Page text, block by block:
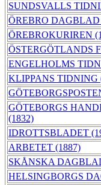
SUNDSVALLS
ÖREBRO DAGBLAD
ÖREBROKURIREN
ÖSTERGÖTLANDS
ENGELHOLMS
KLIPPANS TIDNING
GÖTEBORGS
(1832)
IDROTTSBLADET
ARBETET (1887)
SKÅNSKA
HELSINGBORGS